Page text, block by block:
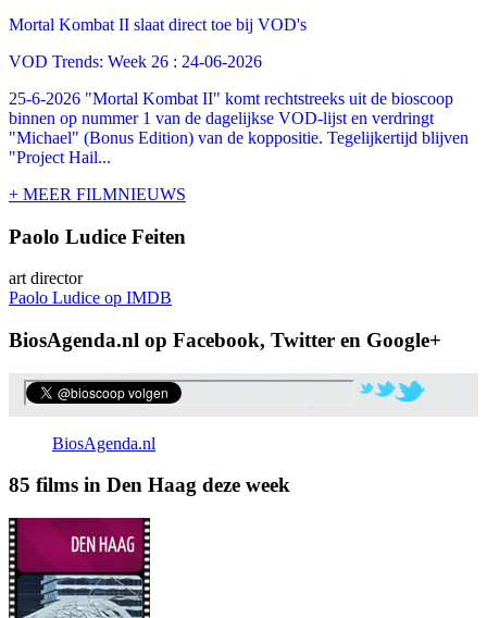
Mortal Kombat II slaat direct toe bij VOD's
VOD Trends: Week 26 : 24-06-2026
25-6-2026 "Mortal Kombat II" komt rechtstreeks uit de bioscoop
binnen op nummer 1 van de dagelijkse VOD-lijst en verdringt
"Michael" (Bonus Edition) van de koppositie. Tegelijkertijd blijven
"Project Hail...
+ MEER FILMNIEUWS
Paolo Ludice Feiten
art director
Paolo Ludice op IMDB
BiosAgenda.nl op Facebook, Twitter en Google+
BiosAgenda.nl
85 films in Den Haag deze week